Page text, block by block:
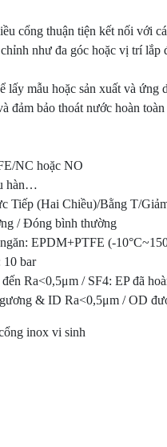
cổng thuận tiện kết nối với
như đa góc hoặc vị trí lắp
lấy mẫu hoặc sản xuất và
đảm bảo thoát nước hoàn
NC hoặc NO
hàn…
Tiếp (Hai Chiều)/Bằng T/
/ Đóng bình thường
EPDM+PTFE (-
bar
Ra<0,5μm / SF4: EP đã
& ID Ra<0,5μm / OD
inox vi sinh